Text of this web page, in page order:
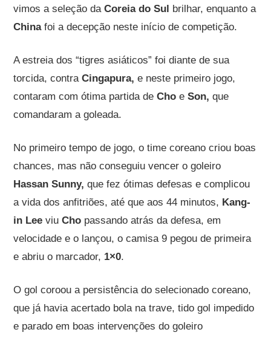
vimos a seleção daCoreia do Sul brilhar, enquanto a
Chinafoi a decepção neste início de competição.
A estreia dos “tigres asiáticos” foi diante de sua
torcida, contraCingapura,e neste primeiro jogo,
contaram com ótima partida deChoeSon,que
comandaram a goleada.
No primeiro tempo de jogo, o time coreano criou boas
chances, mas não conseguiu vencer o goleiro
Hassan Sunny,que fez ótimas defesas e complicou
a vida dos anfitriões, até que aos 44 minutos, Kang-
in Lee viuCho passando atrás da defesa, em
velocidade e o lançou, o camisa 9 pegou de primeira
e abriu o marcador, 1×0.
O gol coroou a persistência do selecionado coreano,
que já havia acertado bola na trave, tido gol impedido
e parado em boas intervenções do goleiro